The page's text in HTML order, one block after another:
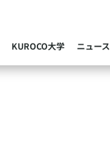
KUROCO大学 ニュース